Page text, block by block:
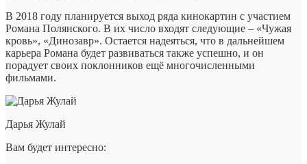
В 2018 году планируется выход ряда кинокартин с участием
Романа Полянского. В их число входят следующие – «Чужая
кровь», «Динозавр». Остается надеяться, что в дальнейшем
карьера Романа будет развиваться также успешно, и он
порадует своих поклонников ещё многочисленными
фильмами.
Дарья Жулай
Вам будет интересно: